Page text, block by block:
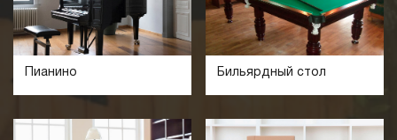
Пианино Бильярдный стол